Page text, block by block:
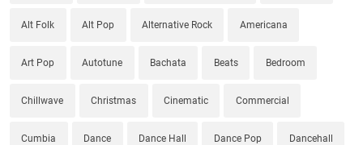
Alt Folk Alt Pop Alternative Rock Americana
Art Pop Autotune Bachata Beats Bedroom
Chillwave Christmas Cinematic Commercial
Cumbia Dance Dance Hall Dance Pop Dancehall